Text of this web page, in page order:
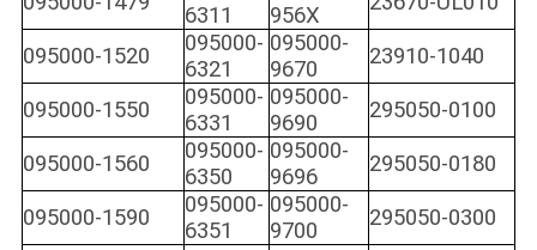
6311
956X
095000-1520
095000-
6321
095000-
9670
23910-1040
095000-1550
095000-
6331
095000-
9690
295050-0100
095000-1560
095000-
6350
095000-
9696
295050-0180
095000-1590
095000-
6351
095000-
9700
295050-0300